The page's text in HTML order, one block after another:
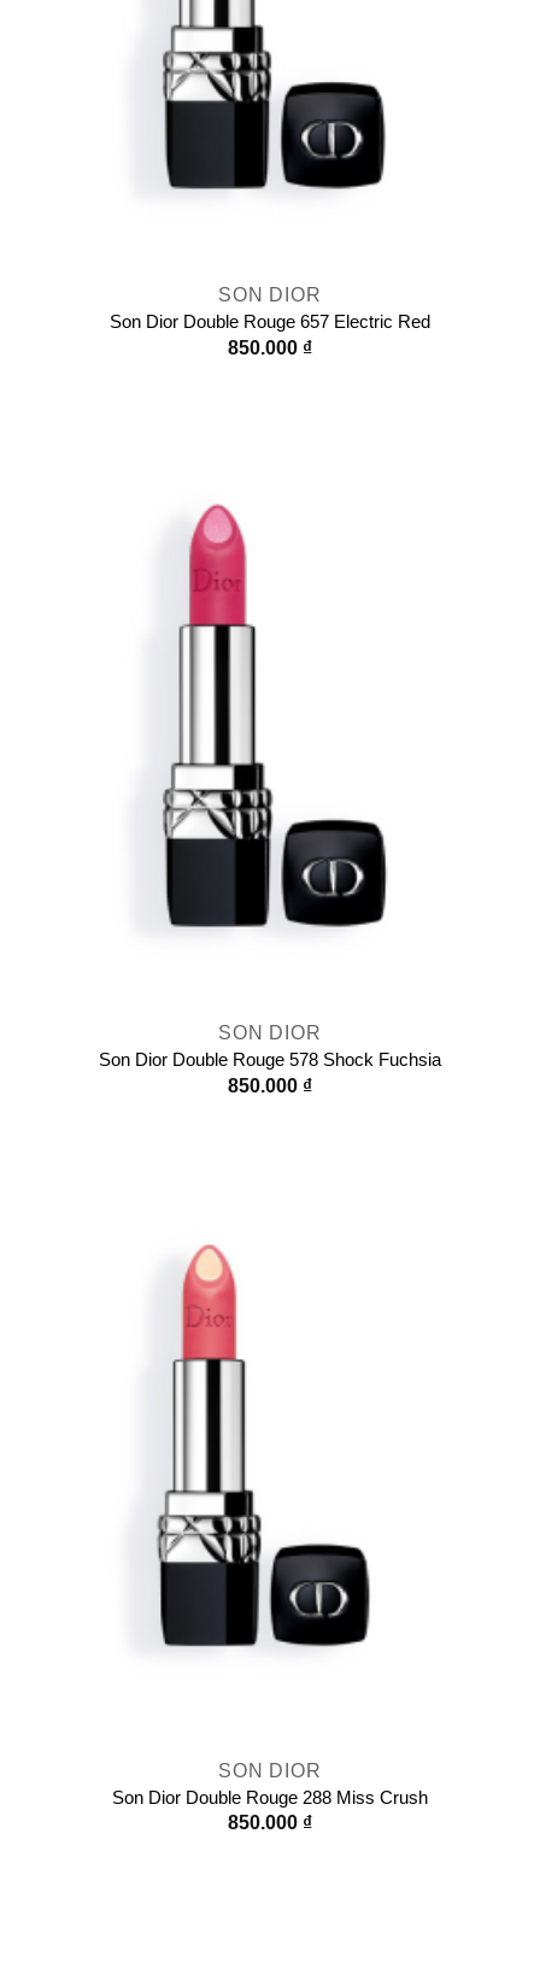
SON DIOR
Son Dior Double Rouge 657 Electric Red
850.000 ₫
SON DIOR
Son Dior Double Rouge 578 Shock Fuchsia
850.000 ₫
SON DIOR
Son Dior Double Rouge 288 Miss Crush
850.000 ₫